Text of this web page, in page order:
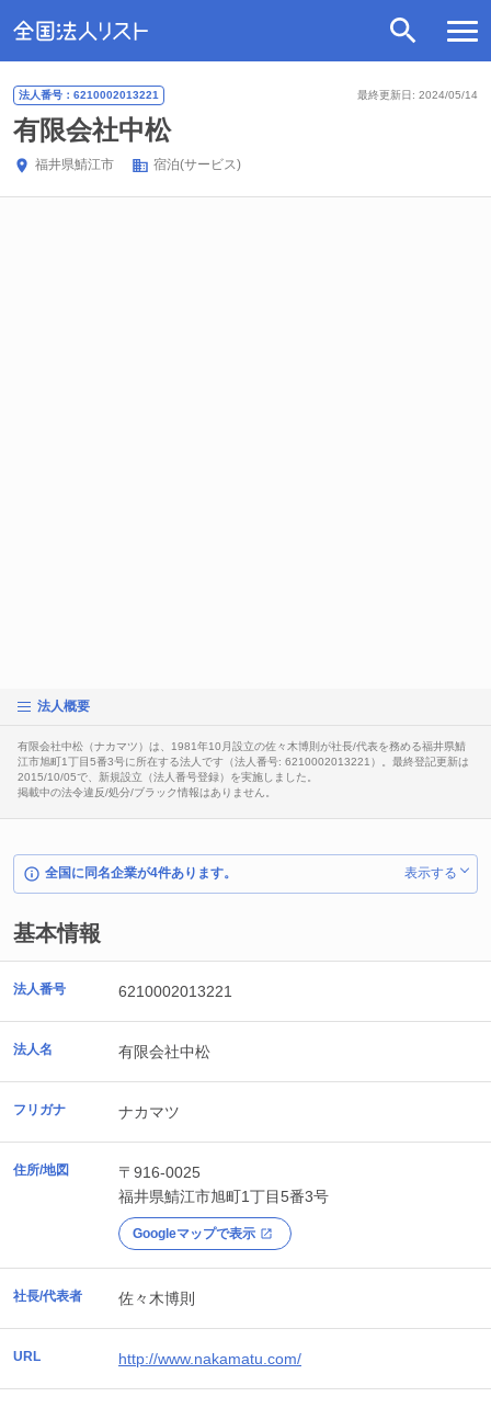
最終更新日: 2024/05/14
法人番号：6210002013221
有限会社中松
福井県鯖江市 宿泊(サービス)
法人概要
有限会社中松（ナカマツ）は、1981年10月設立の佐々木博則が社長/代表を務める福井県鯖
江市旭町1丁目5番3号に所在する法人です（法人番号: 6210002013221）。最終登記更新は
2015/10/05で、新規設立（法人番号登録）を実施しました。
掲載中の法令違反/処分/ブラック情報はありません。
全国に同名企業が4件あります。 表示する
基本情報
法人番号 6210002013221
法人名 有限会社中松
フリガナ ナカマツ
住所/地図
〒916-0025
福井県鯖江市旭町1丁目5番3号
Googleマップで表示
社長/代表者 佐々木博則
URL http://www.nakamatu.com/